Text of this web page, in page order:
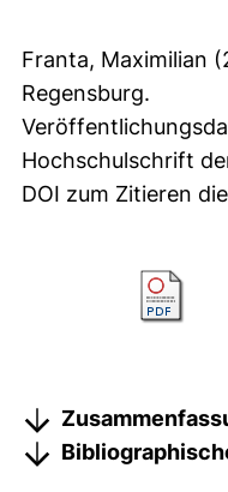
Franta, Maximilian
Regensburg.
Hochschulschrift
DOI zum Zitieren